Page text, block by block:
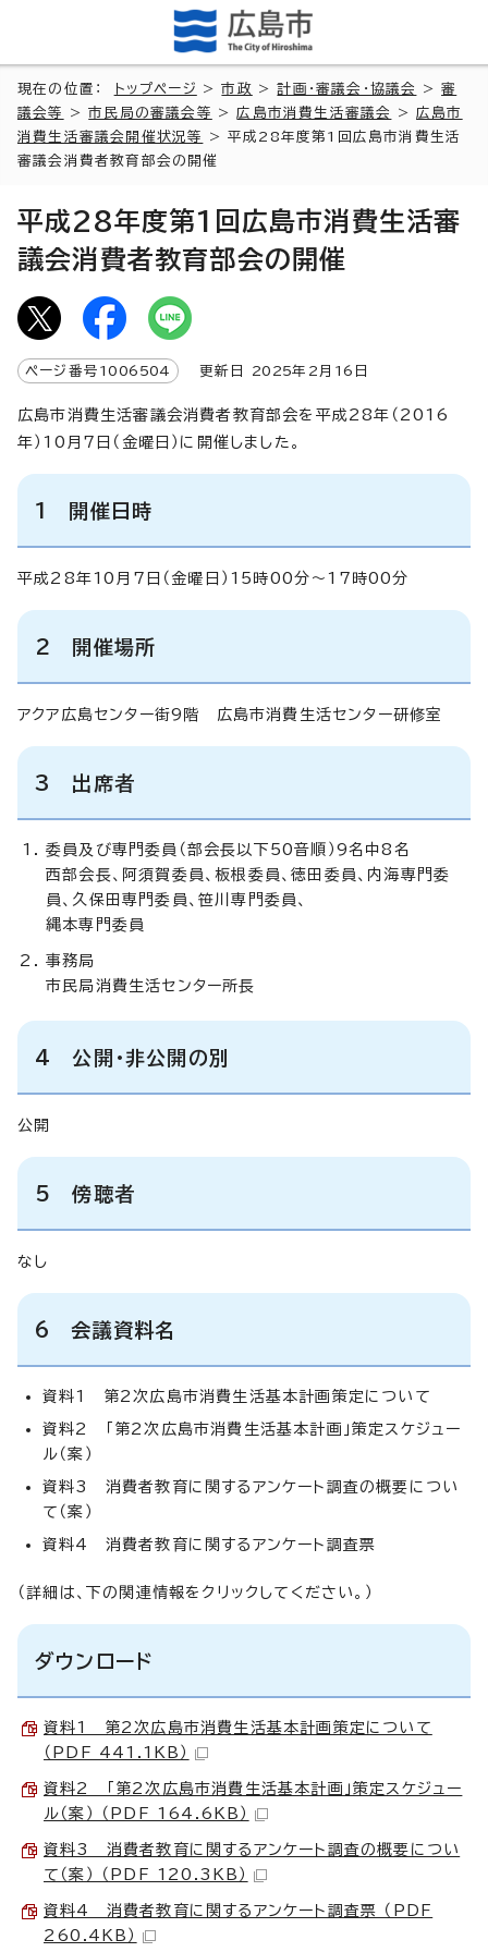
現在の位置： トップページ >市政 >計画・審議会・協議会 >審
議会等
>市民局の審議会等 >広島市消費生活審議会 >広島市
消費生活審議会開催状況等
> 平成28年度第1回広島市消費生活
審議会消費者教育部会の開催
平成28年度第1回広島市消費生活審
議会消費者教育部会の開催
ページ番号 1006504 更新日 2025年2月 16 日
広島市消費生活審議会消費者教育部会を平成28年（2016
年）10月7日（金曜日）に開催しました。
1 開催日時
平成28年10月7日（金曜日）15時00分～17時00分
2 開催場所
アクア広島センター街9階 広島市消費生活センター研修室
3 出席者
委員及び専門委員（部会長以下50音順）9名中8名
西部会長、阿須賀委員、板根委員、徳田委員、内海専門委
員、久保田専門委員、笹川専門委員、
縄本専門委員
事務局
市民局消費生活センター所長
4 公開・非公開の別
公開
5 傍聴者
なし
6 会議資料名
資料1 第2次広島市消費生活基本計画策定について
資料2 「第2次広島市消費生活基本計画」策定スケジュー
ル（案）
資料3 消費者教育に関するアンケート調査の概要につい
て（案）
資料4 消費者教育に関するアンケート調査票
（詳細は、下の関連情報をクリックしてください。）
ダウンロード
資料1 第2次広島市消費生活基本計画策定について
（PDF 441.1KB）
資料2 「第2次広島市消費生活基本計画」策定スケジュー
ル（案） （PDF 164.6KB）
資料3 消費者教育に関するアンケート調査の概要につい
て（案） （PDF 120.3KB）
資料4 消費者教育に関するアンケート調査票 （PDF
260.4KB）